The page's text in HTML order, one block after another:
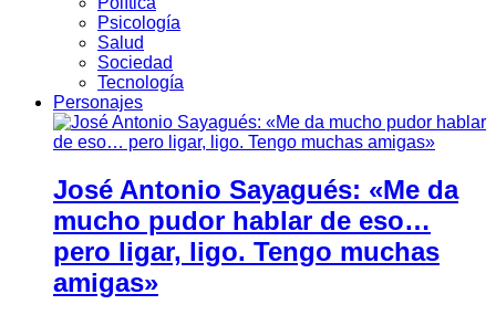
Psicología
Salud
Sociedad
Tecnología
Personajes
José Antonio Sayagués: «Me da
mucho pudor hablar de eso…
pero ligar, ligo. Tengo muchas
amigas»